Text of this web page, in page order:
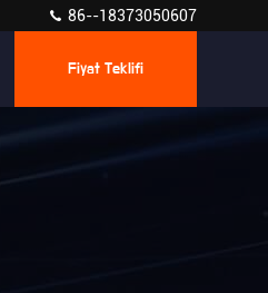
86--18373050607
Fiyat Teklifi